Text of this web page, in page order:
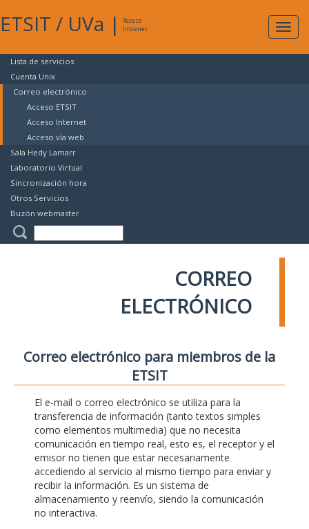
ETSIT / UVa |
Acceso
Intranet
Lista de servicios
Cuenta Unix
Correo electrónico
Acceso ETSIT
Acceso Internet
Acceso vía web
Sala Hedy Lamarr
Laboratorio Virtual
Sincronización hora
Otros Servicios
Buzón webmaster
CORREO
ELECTRÓNICO
Correo electrónico para miembros de la
ETSIT
El e-mail o correo electrónico se utiliza para la
transferencia de información (tanto textos simples
como elementos multimedia) que no necesita
comunicación en tiempo real, esto es, el receptor y el
emisor no tienen que estar necesariamente
accediendo al servicio al mismo tiempo para enviar y
recibir la información. Es un sistema de
almacenamiento y reenvío, siendo la comunicación
no interactiva.